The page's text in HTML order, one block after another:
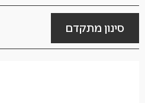
סינון מתקדם